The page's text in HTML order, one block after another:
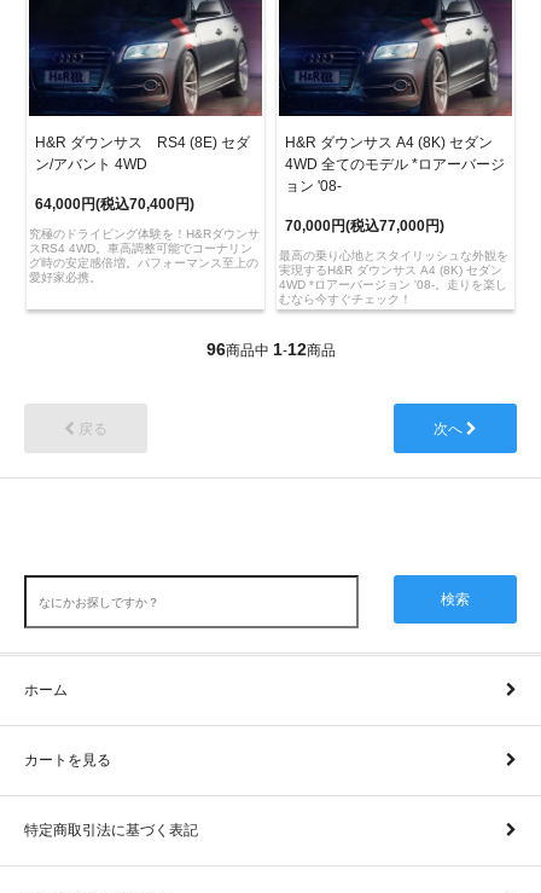
H&R ダウンサス RS4 (8E) セダ
ン/アバント 4WD
64,000円(税込70,400円)
究極のドライビング体験を！H&Rダウンサ
スRS4 4WD。車高調整可能でコーナリン
グ時の安定感倍増。パフォーマンス至上の
愛好家必携。
H&R ダウンサス A4 (8K) セダン
4WD 全てのモデル *ロアーバージ
ョン '08-
70,000円(税込77,000円)
最高の乗り心地とスタイリッシュな外観を
実現するH&R ダウンサス A4 (8K) セダン
4WD *ロアーバージョン '08-。走りを楽し
むなら今すぐチェック！
96商品中 1-12商品
戻る 次へ
検索
ホーム
カートを見る
特定商取引法に基づく表記